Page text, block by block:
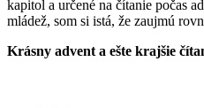
kapitol a určené na čítanie počas
mládež, som si istá, že zaujmú
Krásny advent a ešte krajšie